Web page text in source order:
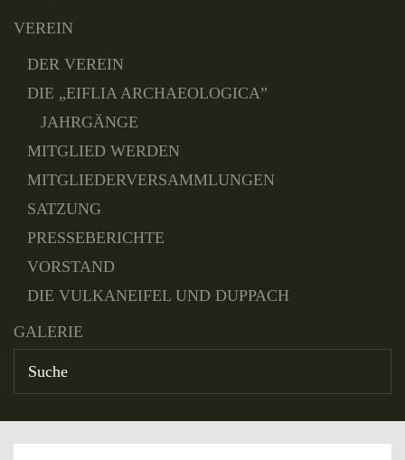
VEREIN
DER VEREIN
DIE „EIFLIA ARCHAEOLOGICA”
JAHRGÄNGE
MITGLIED WERDEN
MITGLIEDERVERSAMMLUNGEN
SATZUNG
PRESSEBERICHTE
VORSTAND
DIE VULKANEIFEL UND DUPPACH
GALERIE